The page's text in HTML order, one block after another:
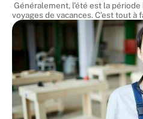
Généralement, l’été est la
voyages de vacances. C’est tout à